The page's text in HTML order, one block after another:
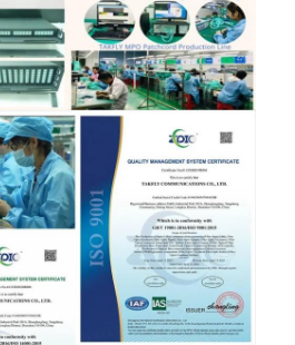
خانه
محصولات
درباره ما